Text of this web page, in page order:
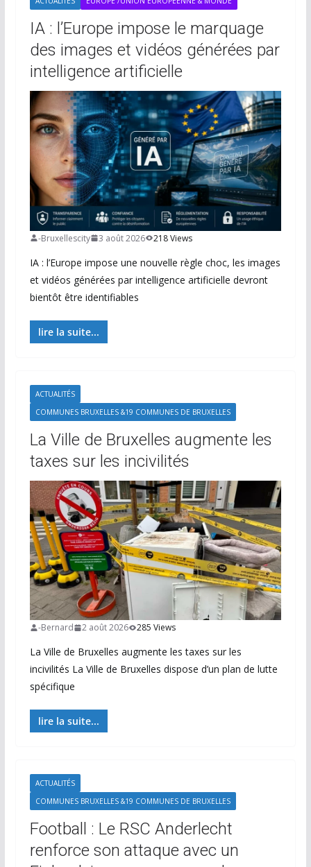
IA : l’Europe impose le marquage
des images et vidéos générées par
intelligence artificielle
-Bruxellescity 3 août 2026 218 Views
IA : l’Europe impose une nouvelle règle choc, les images
et vidéos générées par intelligence artificielle devront
bientôt être identifiables
lire la suite...
ACTUALITÉS
COMMUNES BRUXELLES &19 COMMUNES DE BRUXELLES
La Ville de Bruxelles augmente les
taxes sur les incivilités
-Bernard 2 août 2026 285 Views
La Ville de Bruxelles augmente les taxes sur les
incivilités La Ville de Bruxelles dispose d’un plan de lutte
spécifique
lire la suite...
ACTUALITÉS
COMMUNES BRUXELLES &19 COMMUNES DE BRUXELLES
Football : Le RSC Anderlecht
renforce son attaque avec un